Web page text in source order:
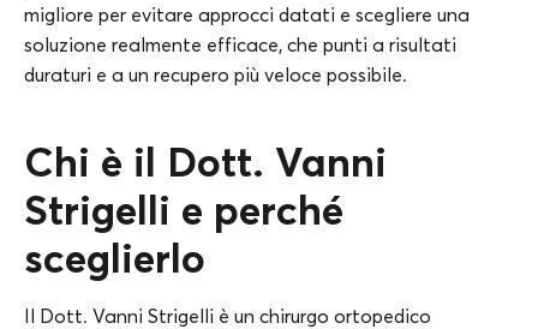
migliore per evitare approcci datati e scegliere una
soluzione realmente efficace, che punti a risultati
duraturi e a un recupero più veloce possibile.
Chi è il Dott. Vanni
Strigelli e perché
sceglierlo
Il Dott. Vanni Strigelli è un chirurgo ortopedico